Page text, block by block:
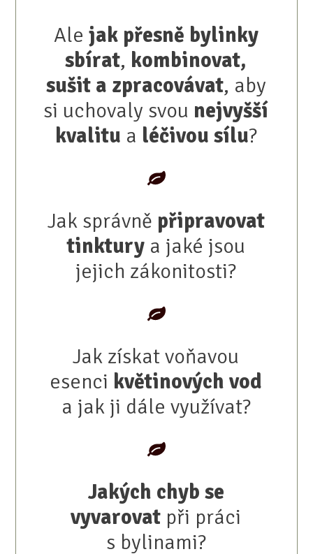
Ale jak přesně bylinky
sbírat, kombinovat,
sušit a zpracovávat, aby
si uchovaly svou nejvyšší
kvalitu a léčivou sílu?
Jak správně připravovat
tinkturya jaké jsou
jejich zákonitosti?
Jak získat voňavou
esenci květinových vod
a jak ji dále využívat?
Jakých chyb se
vyvarovat při práci
s bylinami?